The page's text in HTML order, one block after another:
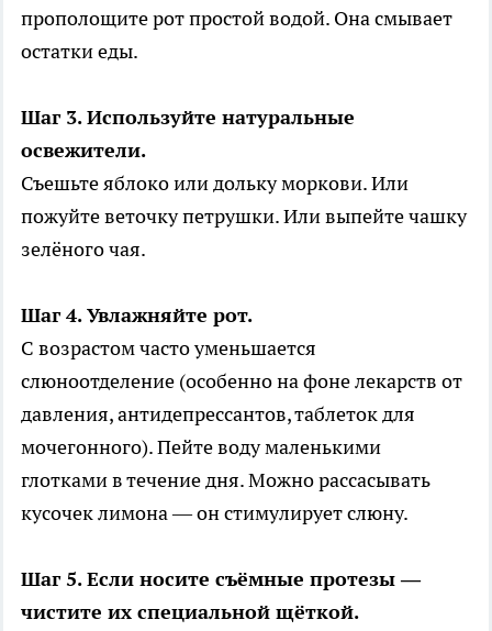
прополощите рот простой водой. Она смывает
остатки еды.
Шаг 3. Используйте натуральные
освежители.
Съешьте яблоко или дольку моркови. Или
пожуйте веточку петрушки. Или выпейте чашку
зелёного чая.
Шаг 4. Увлажняйте рот.
С возрастом часто уменьшается
слюноотделение (особенно на фоне лекарств от
давления, антидепрессантов, таблеток для
мочегонного). Пейте воду маленькими
глотками в течение дня. Можно рассасывать
кусочек лимона — он стимулирует слюну.
Шаг 5. Если носите съёмные протезы —
чистите их специальной щёткой.